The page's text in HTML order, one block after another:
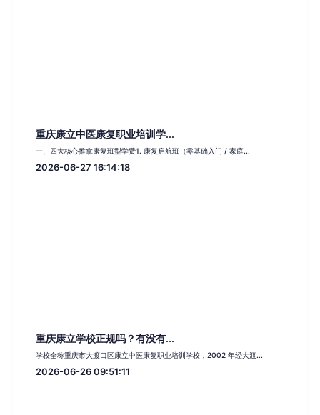
重庆康立中医康复职业培训学...
一、四大核心推拿康复班型学费1. 康复启航班（零基础入门 / 家庭...
2026-06-27 16:14:18
重庆康立学校正规吗？有没有...
学校全称重庆市大渡口区康立中医康复职业培训学校，2002 年经大渡...
2026-06-26 09:51:11